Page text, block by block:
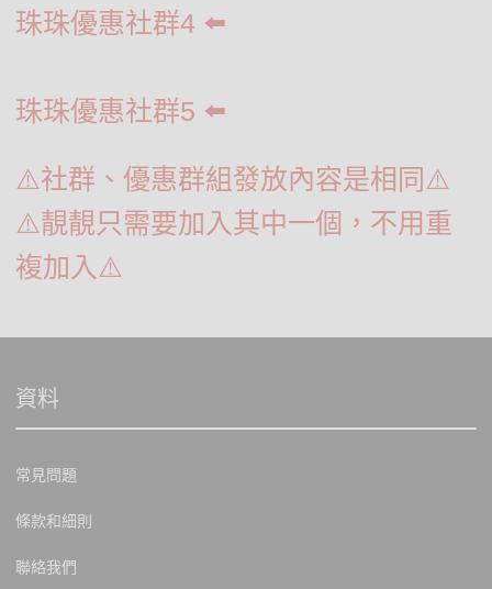
珠珠優惠社群4 ⬅️
珠珠優惠社群5 ⬅️
⚠️社群、優惠群組發放內容是相同⚠️
⚠️靚靚只需要加入其中一個，不用重
複加入⚠️
資料
常見問題
條款和細則
聯絡我們